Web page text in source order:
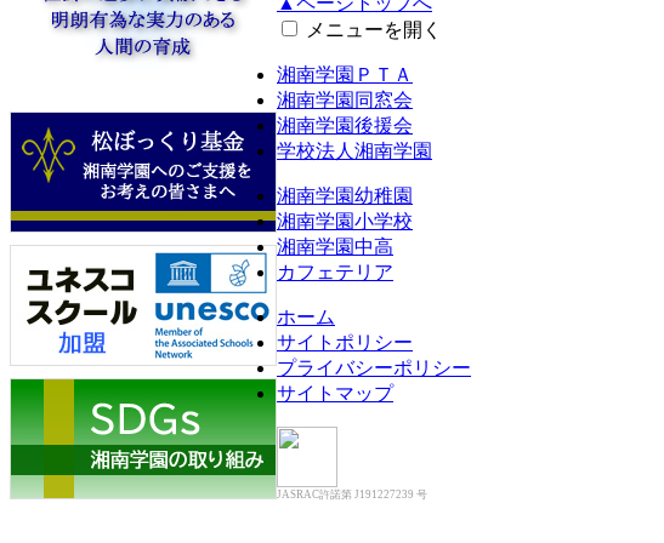
メニューを開く
湘南学園ＰＴＡ
湘南学園同窓会
湘南学園後援会
学校法人湘南学園
湘南学園幼稚園
湘南学園小学校
湘南学園中高
カフェテリア
ホーム
サイトポリシー
プライバシーポリシー
サイトマップ
JASRAC許諾第 J191227239 号